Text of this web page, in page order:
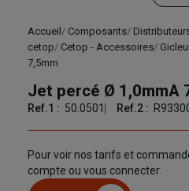
Accueil Composants
cetop
Cetop - Accessoires
7,5mm
Jet percé Ø 1,0mmA
Ref.1 : 50.0501 Ref.2 :
Pour voir nos tarifs et
compte ou vous connecter.